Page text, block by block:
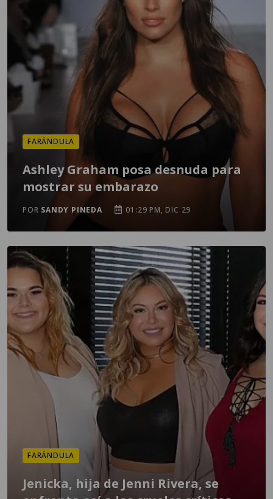
FARÁNDULA
Ashley Graham posa desnuda para
mostrar su embarazo
POR SANDY PINEDA 01:29 PM, DIC 29
FARÁNDULA
Jenicka, hija de Jenni Rivera, se